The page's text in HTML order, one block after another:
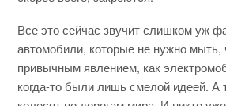
Все это сейчас звучит слишком уж
автомобили, которые не нужно мыть,
привычным явлением, как
когда-то были лишь смелой идеей. А